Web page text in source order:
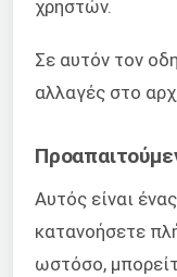
χρηστών.
Σε αυτόν τον
αλλαγές στο
Αυτός είναι
κατανοήσετε
ωστόσο,